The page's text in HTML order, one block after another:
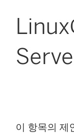
이 항목의 제